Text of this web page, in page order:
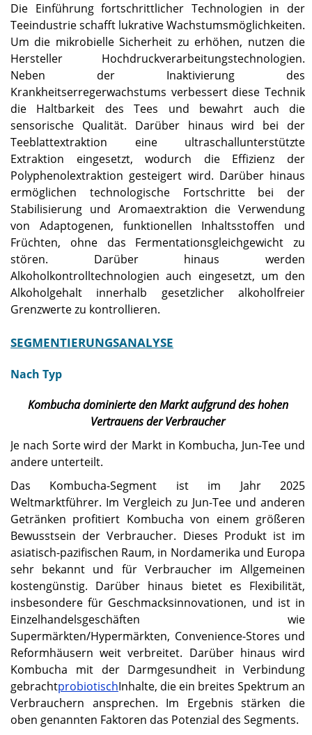
Die Einführung fortschrittlicher Technologien in der
Teeindustrie schafft lukrative Wachstumsmöglichkeiten.
Um die mikrobielle Sicherheit zu erhöhen, nutzen die
Hersteller Hochdruckverarbeitungstechnologien.
Neben der Inaktivierung des
Krankheitserregerwachstums verbessert diese Technik
die Haltbarkeit des Tees und bewahrt auch die
sensorische Qualität. Darüber hinaus wird bei der
Teeblattextraktion eine ultraschallunterstützte
Extraktion eingesetzt, wodurch die Effizienz der
Polyphenolextraktion gesteigert wird. Darüber hinaus
ermöglichen technologische Fortschritte bei der
Stabilisierung und Aromaextraktion die Verwendung
von Adaptogenen, funktionellen Inhaltsstoffen und
Früchten, ohne das Fermentationsgleichgewicht zu
stören. Darüber hinaus werden
Alkoholkontrolltechnologien auch eingesetzt, um den
Alkoholgehalt innerhalb gesetzlicher alkoholfreier
Grenzwerte zu kontrollieren.
SEGMENTIERUNGSANALYSE
Nach Typ
Kombucha dominierte den Markt aufgrund des hohen
Vertrauens der Verbraucher
Je nach Sorte wird der Markt in Kombucha, Jun-Tee und
andere unterteilt.
Das Kombucha-Segment ist im Jahr 2025
Weltmarktführer. Im Vergleich zu Jun-Tee und anderen
Getränken profitiert Kombucha von einem größeren
Bewusstsein der Verbraucher. Dieses Produkt ist im
asiatisch-pazifischen Raum, in Nordamerika und Europa
sehr bekannt und für Verbraucher im Allgemeinen
kostengünstig. Darüber hinaus bietet es Flexibilität,
insbesondere für Geschmacksinnovationen, und ist in
Einzelhandelsgeschäften wie
Supermärkten/Hypermärkten, Convenience-Stores und
Reformhäusern weit verbreitet. Darüber hinaus wird
Kombucha mit der Darmgesundheit in Verbindung
gebrachtprobiotischInhalte, die ein breites Spektrum an
Verbrauchern ansprechen. Im Ergebnis stärken die
oben genannten Faktoren das Potenzial des Segments.